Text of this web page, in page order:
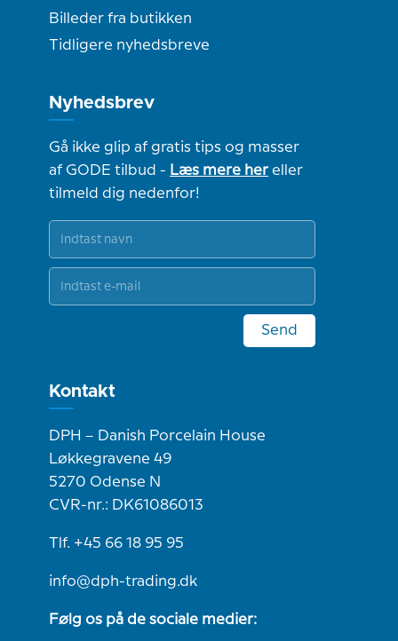
Billeder fra butikken
Tidligere nyhedsbreve
Nyhedsbrev
Gå ikke glip af gratis tips og masser
af GODE tilbud - Læs mere hereller
tilmeld dig nedenfor!
Send
Kontakt
DPH – Danish Porcelain House
Løkkegravene 49
5270 Odense N
CVR-nr.: DK61086013
Tlf. +45 66 18 95 95
info@dph-trading.dk
Følg os på de sociale medier: